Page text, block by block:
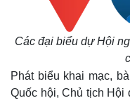
Thế giới
Các đại biểu dự Hội
Phát biểu khai mạc,
Quốc hội, Chủ tịch Hội